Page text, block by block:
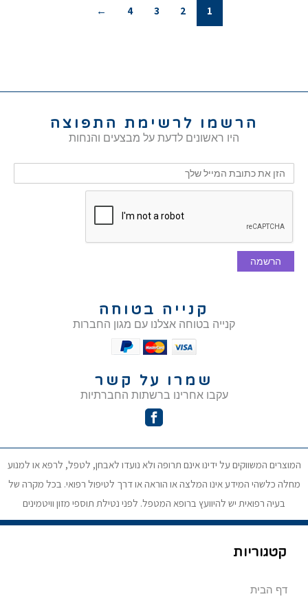
1
2
3
4
←
הרשמו לרשימת התפוצה
היו ראשונים לדעת על מבצעים והנחות
הרשמה
קנייה בטוחה
קנייה בטוחה אצלנו עם מגון החברות
שמרו על קשר
עקבו אחרינו ברשתות החברתיות
המוצרים המשווקים על ידינו אינם תרופה ולא נועדו לאבחן, לטפל, לרפא או למנוע
מחלה כלשהי המידע אינו המלצה או הוראה או דרך לטיפול רפואי. בכל מקרה של
בעיה רפואית יש להיוועץ ברופא המטפל. לפני נטילת תוספי מזון וויטמינים
קטגוריות
דף הבית